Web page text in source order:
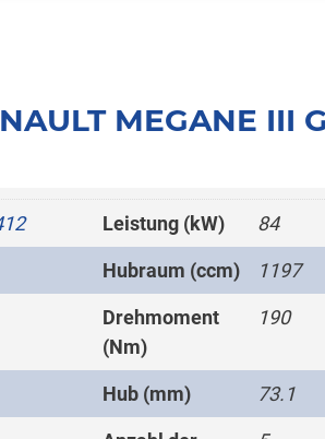
MEGANE III
Leistung (kW) 84
Hubraum (ccm) 1197
Drehmoment
(Nm)
190
Hub (mm) 73.1